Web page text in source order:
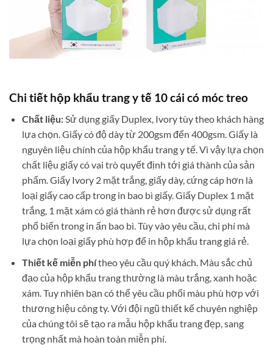
Chi tiết hộp khẩu trang y tế 10 cái có móc treo
Chất liệu:Sử dụng giấy Duplex, Ivory tùy theo khách hàng
lựa chọn. Giấy có độ dày từ 200gsm đến 400gsm. Giấy là
nguyên liệu chính của hộp khẩu trang y tế. Vì vậy lựa chọn
chất liệu giấy có vai trò quyết định tới giá thành của sản
phẩm. Giấy Ivory 2 mặt trắng, giấy dày, cứng cáp hơn là
loại giấy cao cấp trong in bao bì giấy. Giấy Duplex 1 mặt
trắng, 1 mặt xám có giá thành rẻ hơn được sử dụng rất
phổ biến trong in ấn bao bì. Tùy vào yêu cầu, chi phí mà
lựa chọn loại giấy phù hợp để in hộp khẩu trang giá rẻ.
Thiết kế miễn phítheo yêu cầu quý khách. Màu sắc chủ
đạo của hộp khẩu trang thường là màu trắng, xanh hoặc
xám. Tuy nhiên bạn có thể yêu cầu phối màu phù hợp với
thương hiệu công ty. Với đội ngũ thiết kế chuyên nghiệp
của chúng tôi sẽ tạo ra mẫu hộp khẩu trang đẹp, sang
trọng nhất mà hoàn toàn miễn phí.